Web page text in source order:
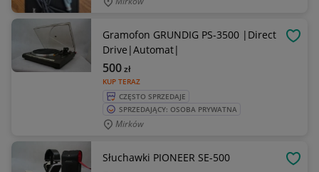
Gramofon GRUNDIG PS-3500 |Direct
Drive|Automat|
KUP TERAZ
500zł
CZĘSTO SPRZEDAJE
SPRZEDAJĄCY: OSOBA PRYWATNA
Mirków
Słuchawki PIONEER SE-500